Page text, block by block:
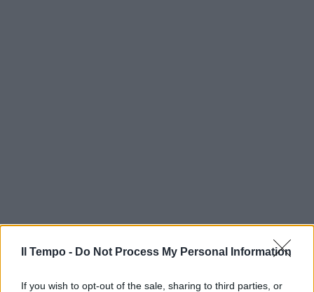
Il Tempo - Do Not Process My Personal Information
If you wish to opt-out of the sale, sharing to third parties, or